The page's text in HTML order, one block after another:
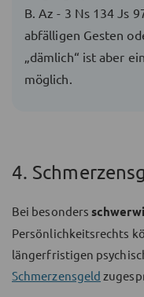
B. Az - 3 Ns 134 Js
abfälligen Gesten
„dämlich“ ist aber
möglich.
4.
Bei besonders
Persönlichkeitsrechts
längerfristigen
Schmerzensgeld